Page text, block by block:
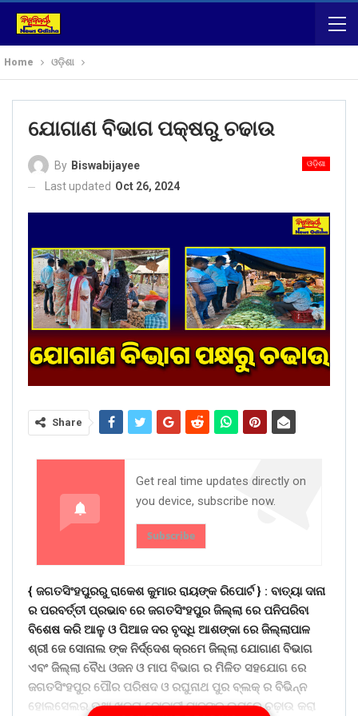
Home ଓଡ଼ିଶା
ଯୋଗାଣ ବିଭାଗ ପକ୍ଷରୁ ଚଢାଉ
ଓଡ଼ିଶା
By Biswabijayee
Last updated Oct 26, 2024
Share
Get real time updates directly on
you device, subscribe now.
Subscribe
{ ଜଗତସିଂହପୁରରୁ ରାକେଶ କୁମାର ରାୟଙ୍କ ରିପୋର୍ଟ } : ବାତ୍ୟା ଦାନା
ର ପରବର୍ତ୍ତୀ ପ୍ରଭାବ ରେ ଜଗତସିଂହପୁର ଜିଲ୍ଲା ରେ ପନିପରିବା
ବିଶେଷ କରି ଆଳୁ ଓ ପିଆଜ ଦର ବୃଦ୍ଧି ଆଶଙ୍କା ରେ ଜିଲ୍ଲାପାଳ
ଶ୍ରୀ ଜେ ସୋନାଲ ଙ୍କ ନିର୍ଦ୍ଦେଶ କ୍ରମେ ଜିଲ୍ଲା ଯୋଗାଣ ବିଭାଗ
ଏବଂ ଜିଲ୍ଲା ବୈଧ ଓଜନ ଓ ମାପ ବିଭାଗ ର ମିଳିତ ସହଯୋଗ ରେ
ଜଗତସିଂହପୁର ପୌର ପରିଷଦ ଓ ରଘୁନାଥ ପୁର ବ୍ଲକ୍ ର ବିଭିନ୍ନ
ହୋଲସେଲର ତଥା ଖୁଚୁରା ଦୋକାନୀ ମାନଙ୍କ ଉପରେ ଚଢ଼ାଉ କରା